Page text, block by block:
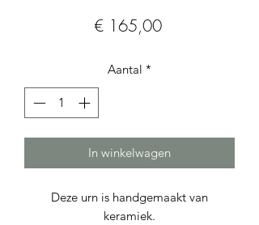
€ 165,00Prijs
Aantal *
In winkelwagen
Deze urn is handgemaakt van
keramiek.